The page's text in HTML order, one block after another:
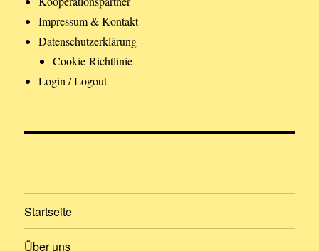
Impressum & Kontakt
Datenschutzerklärung
Cookie-Richtlinie
Login / Logout
Startseite
Über uns